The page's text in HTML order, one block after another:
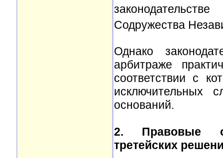
Содружества
Однако
арбитраже
соответствии с
исключительных
оснований.
2. Правовые
третейских